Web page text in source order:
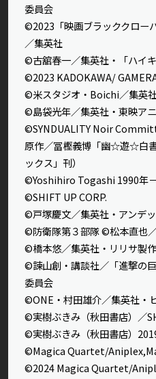
委員会
©2023「映画ブラッククロー
／集英社
©古舘春一／集英社・「ハイ
©2023 KADOKAWA/
©米スタジオ・Boichi／集英
©島袋光年／集英社・東映ア
©SYNDUALITY Noir
原作／冨樫義博「幽☆遊☆白
ックス」刊）
©Yoshihiro Togashi 1990年
©SHIFT UP CORP.
©戸塚慶文／集英社・アンデ
©防衛隊第３部隊 ©松本直也
©橋本悠／集英社・リリサ製
©諫山創・講談社／「進撃の
委員会
©ONE・村田雄介／集英社・
©実樹ぶきみ（秋田書店）／
©実樹ぶきみ（秋田書店）
©Magica Quartet/
©2024 Magica Quartet/